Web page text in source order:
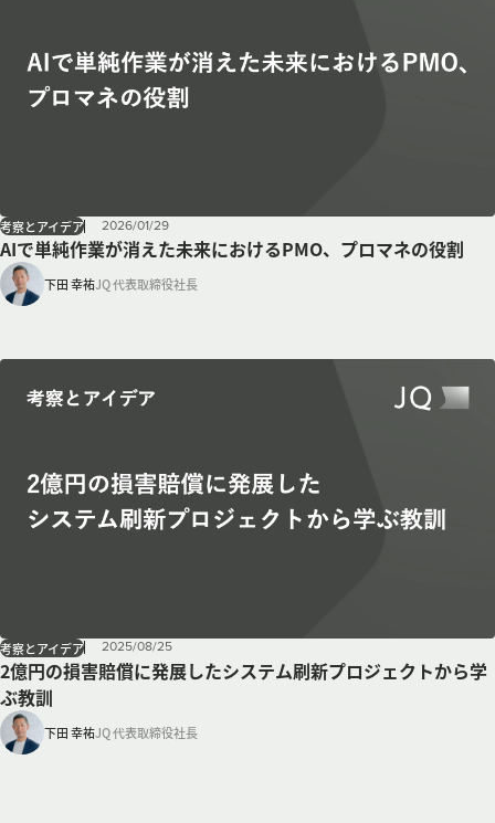
AIで単純作業が消えた未来におけるPMO、プロマネの役割
考察とアイデア 2026/01/29
下田 幸祐JQ 代表取締役社長
2億円の損害賠償に発展したシステム刷新プロジェクトから学
ぶ教訓
考察とアイデア 2025/08/25
下田 幸祐JQ 代表取締役社長